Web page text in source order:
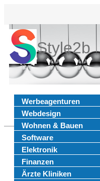
Style2b
Werbeagenturen
Webdesign
Wohnen & Bauen
Software
Elektronik
Finanzen
Ärzte Kliniken